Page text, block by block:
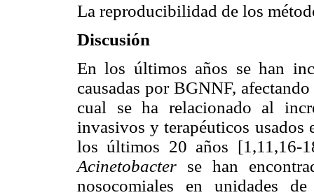
La reproducibilidad de los
Discusión
En los últimos años se han
causadas por BGNNF,
cual se ha relacionado al
invasivos y terapéuticos usados
los últimos 20 años [1,11,16-
Acinetobacter se han
nosocomiales en unidades